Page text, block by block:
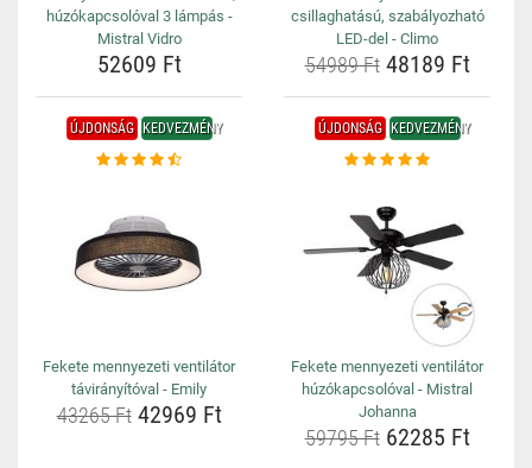
húzókapcsolóval 3 lámpás -
Mistral Vidro
52609 Ft
csillaghatású, szabályozható
LED-del - Climo
54989 Ft48189 Ft
ÚJDONSÁG KEDVEZMÉNY
Fekete mennyezeti ventilátor
távirányítóval - Emily
43265 Ft42969 Ft
ÚJDONSÁG KEDVEZMÉNY
Fekete mennyezeti ventilátor
húzókapcsolóval - Mistral
Johanna
59795 Ft62285 Ft